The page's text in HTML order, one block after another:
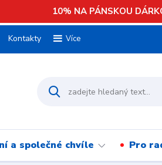
10% NA PÁNSKOU
Kontakty Více
a společné chvíle Pro